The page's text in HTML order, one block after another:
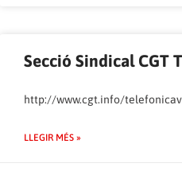
Secció Sindical CGT
http://www.cgt.info/
LLEGIR MÉS »